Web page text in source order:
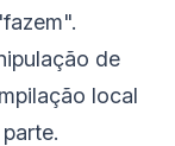
de
local